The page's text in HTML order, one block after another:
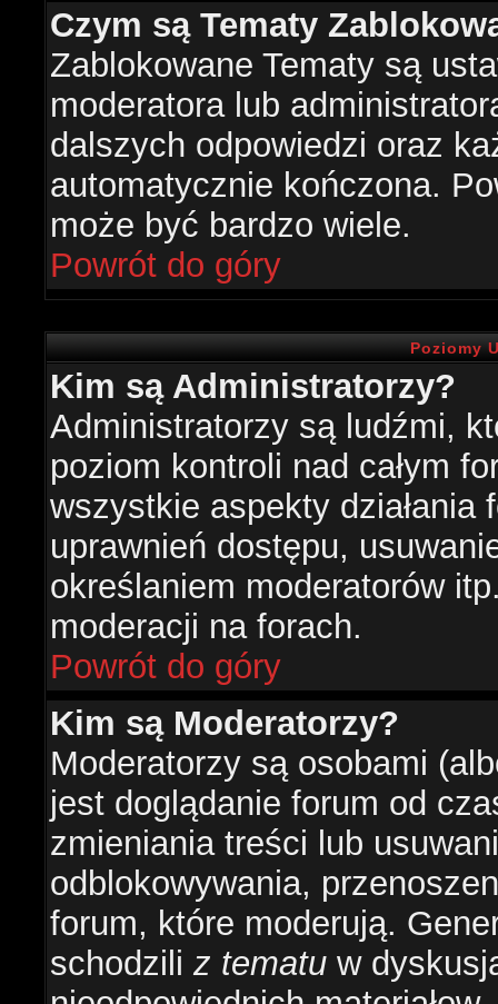
Czym są Tematy
Zablokowane Tematy są
moderatora lub
dalszych odpowiedzi oraz
automatycznie kończona.
może być bardzo wiele.
Powrót do góry
Poziomy
Kim są Administratorzy?
Administratorzy są ludźmi,
poziom kontroli nad całym
wszystkie aspekty działania
uprawnień dostępu,
określaniem moderatorów
moderacji na forach.
Powrót do góry
Kim są Moderatorzy?
Moderatorzy są osobami
jest doglądanie forum od
zmieniania treści lub
odblokowywania,
forum, które moderują.
schodzili z tematu w